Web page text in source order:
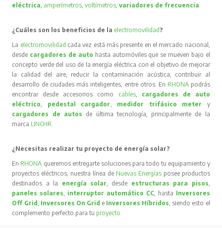
eléctrica amperímetros ,voltímetros ,variadores de frecuencia
¿Cuáles son los beneficios de la electromovilidad?
La electromovilidad cada vez está más presente en el mercado nacional,
desde cargadores de auto hasta automóviles que se mueven bajo el
concepto verde del uso de la energía eléctrica con el objetivo de mejorar
la calidad del aire, reducir la contaminación acústica, contribuir al
desarrollo de ciudades más inteligentes, entre otros. En RHONA podrás
encontrar desde accesorios como cables, cargadores de auto
eléctrico
pedestal cargador medidor trifásico meter
y
cargadores de autos de última tecnología, principalmente de la
marca LINCHR
¿Necesitas realizar tu proyecto de energía solar?
En RHONA queremos entregarte soluciones para todo tu equipamiento y
proyectos eléctricos, nuestra línea de Nuevas Energíasposee productos
destinados a la energía solar , desde estructuras para pisos
paneles solares
interruptor automático CC, hasta Inversores
Off Grid Inversores On Grid e Inversores Híbridos , siendo esto el
complemento perfecto para tu proyecto